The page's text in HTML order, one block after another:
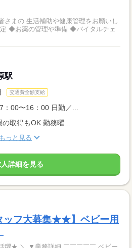
さまの 生活補助や健康管理をお願いし
駅
交通費全額支給
：00〜16：00 日勤／...
取得もOK 勤務曜...
もっと見る
詳細を見る
ッフ大募集★★】ベビー用